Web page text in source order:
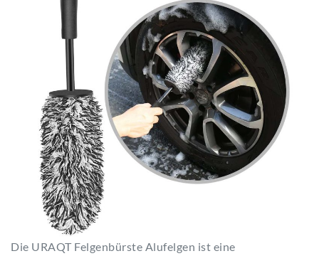
Die URAQT Felgenbürste Alufelgen ist eine